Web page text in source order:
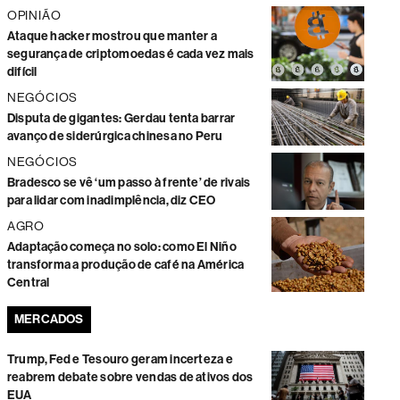
OPINIÃO
Ataque hacker mostrou que manter a
segurança de criptomoedas é cada vez mais
difícil
NEGÓCIOS
Disputa de gigantes: Gerdau tenta barrar
avanço de siderúrgica chinesa no Peru
NEGÓCIOS
Bradesco se vê ‘um passo à frente’ de rivais
para lidar com inadimplência, diz CEO
AGRO
Adaptação começa no solo: como El Niño
transforma a produção de café na América
Central
MERCADOS
Trump, Fed e Tesouro geram incerteza e
reabrem debate sobre vendas de ativos dos
EUA